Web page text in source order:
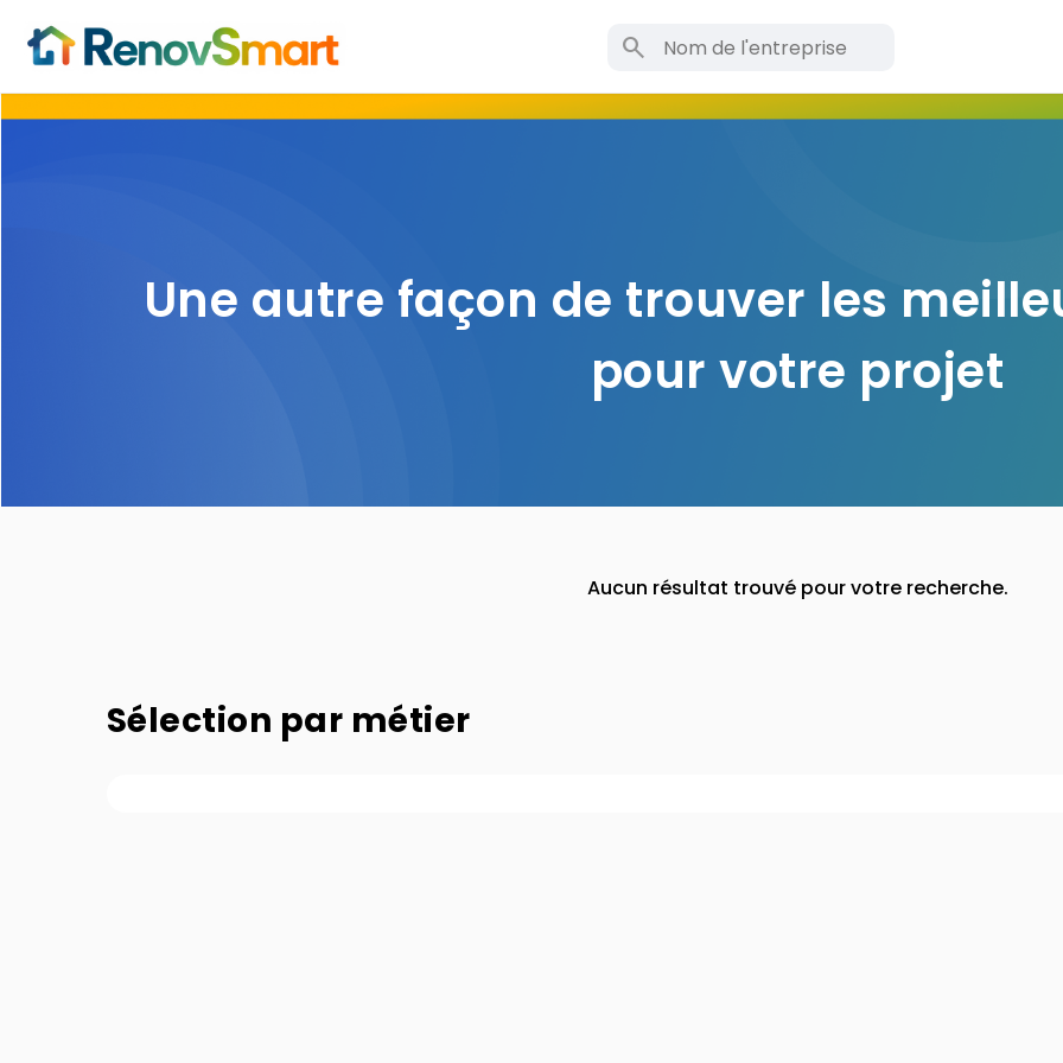
search
Une autre façon de trouver les
pour votre projet
Aucun résultat trouvé pour votre recherche.
Sélection par métier